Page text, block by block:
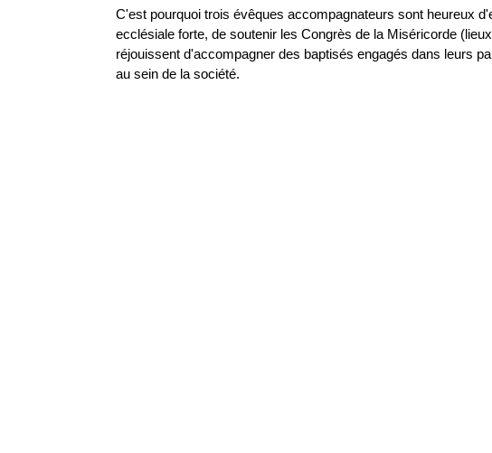
C'est pourquoi trois évêques accompagnateurs sont heureux
ecclésiale forte, de soutenir les Congrès de la Miséricorde
réjouissent d'accompagner des baptisés engagés dans leurs
au sein de la société.